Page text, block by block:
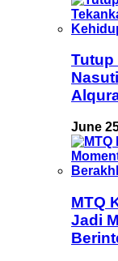
Tutup
June
MTQ
Jadi